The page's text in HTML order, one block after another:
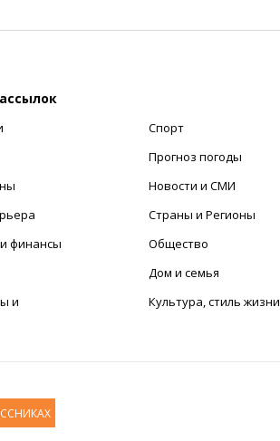
финансы
и
Спорт
Прогноз погоды
Новости и СМИ
Страны и Регионы
Общество
Дом и семья
Культура, стиль жизни